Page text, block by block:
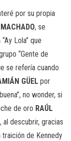
por su propia
, se
Lola” que
“Gente de
se refería cuando
GÜEL por
no wonder, si
de oro RAÚL
descubrir, gracias
traición de Kennedy